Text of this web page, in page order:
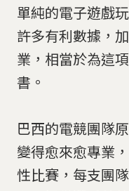
單純的電子遊戲
許多有利數據，
業，相當於為這
書。
巴西的電競團隊
變得愈來愈專業
性比賽，每支團